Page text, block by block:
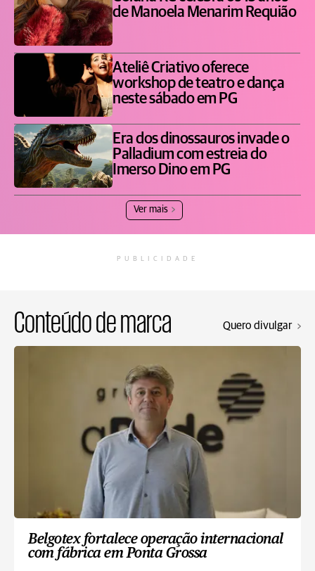
de Manoela Menarim Requião
Ateliê Criativo oferece
workshop de teatro e dança
neste sábado em PG
Era dos dinossauros invade o
Palladium com estreia do
Imerso Dino em PG
Ver mais
PUBLICIDADE
Conteúdo de marca Quero divulgar
Belgotex fortalece operação internacional
com fábrica em Ponta Grossa